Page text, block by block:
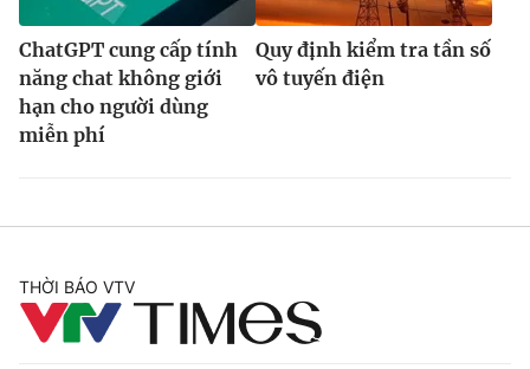
ChatGPT cung cấp tính
năng chat không giới
hạn cho người dùng
miễn phí
Quy định kiểm tra tần số
vô tuyến điện
THỜI BÁO VTV